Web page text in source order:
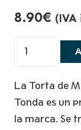
8.90€ (IVA
La Torta de
Tonda es un
la marca. Se